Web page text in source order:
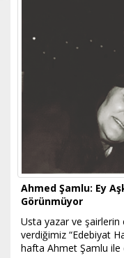
Ahmed Şamlu: Ey
Görünmüyor
​Usta yazar ve şairlerin
verdiğimiz “Edebiyat
hafta Ahmet Şamlu ile